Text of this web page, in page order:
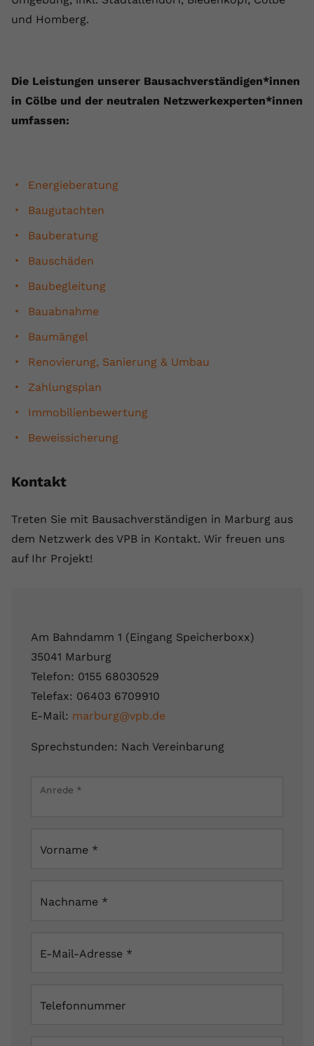
und Homberg.
Die ⁠Leistungen unserer Bausachverständigen*innen
in Cölbe und der neutralen Netzwerkexperten*innen
umfassen:
Energieberatung
Baugutachten
Bauberatung
Bauschäden
Baubegleitung
Bauabnahme
Baumängel
Renovierung, Sanierung & Umbau
Zahlungsplan
Immobilienbewertung
Beweissicherung
Kontakt
Treten Sie mit Bausachverständigen in Marburg aus
dem Netzwerk des VPB in Kontakt. Wir freuen uns
auf Ihr Projekt!
Am Bahndamm 1 (Eingang Speicherboxx)
35041 Marburg
Telefon: 0155 68030529
Telefax: 06403 6709910
E-Mail: marburg@vpb.de
Sprechstunden: Nach Vereinbarung
Neue Kasseler Straße 54-60, 35039 Marburg,
Anrede *
Vorname *
Nachname *
E-Mail-Adresse *
Telefonnummer